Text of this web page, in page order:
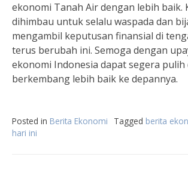
ekonomi Tanah Air dengan lebih baik.
dihimbau untuk selalu waspada dan
mengambil keputusan finansial di
terus berubah ini. Semoga dengan
ekonomi Indonesia dapat segera pulih
berkembang lebih baik ke depannya.
Posted in Berita Ekonomi Tagged berita
hari ini